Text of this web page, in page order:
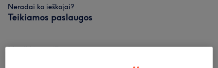
Neradai ko ieškojai?
Teikiamos paslaugos
Manikiūras (7) nuo 3€